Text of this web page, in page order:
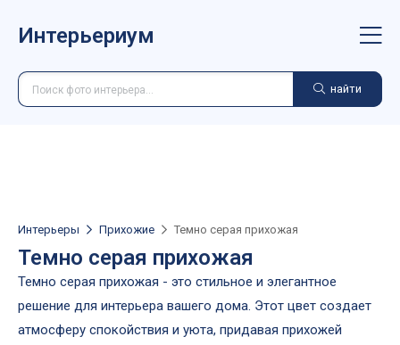
Интерьериум
найти
Интерьеры Прихожие Темно серая прихожая
Темно серая прихожая
Темно серая прихожая - это стильное и элегантное
решение для интерьера вашего дома. Этот цвет создает
атмосферу спокойствия и уюта, придавая прихожей